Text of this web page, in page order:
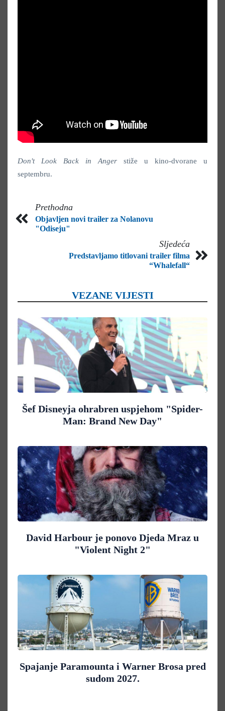
Don't Look Back in Anger stiže u kino-dvorane u
septembru.
Prethodna
Objavljen novi trailer za Nolanovu
"Odiseju"
Sljedeća
Predstavljamo titlovani trailer filma
“Whalefall“
VEZANE VIJESTI
Šef Disneyja ohrabren uspjehom "Spider-
Man: Brand New Day"
David Harbour je ponovo Djeda Mraz u
"Violent Night 2"
Spajanje Paramounta i Warner Brosa pred
sudom 2027.